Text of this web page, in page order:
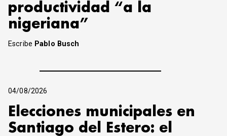
productividad “a la
nigeriana”
Escribe Pablo Busch
04/08/2026
Elecciones municipales en
Santiago del Estero: el